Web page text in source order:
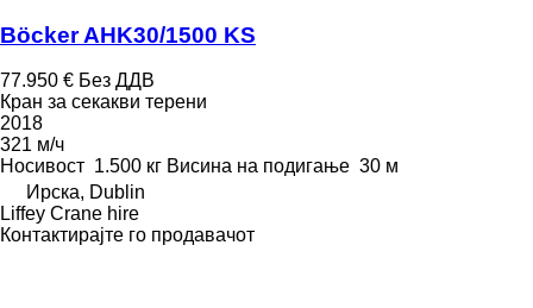
Böcker AHK30/1500 KS
77.950 € Без ДДВ
Кран за секакви терени
2018
321 м/ч
Носивост 1.500 кг Висина на подигање 30 м
Ирска, Dublin
Liffey Crane hire
Контактирајте го продавачот